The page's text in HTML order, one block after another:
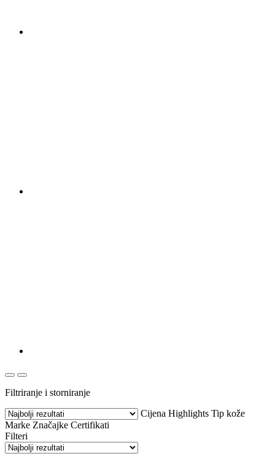
Filtriranje i storniranje
Cijena Highlights Tip kože
Marke Značajke Certifikati
Filteri